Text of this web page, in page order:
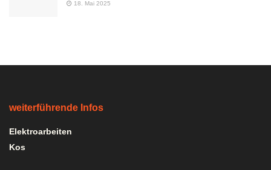
18. Mai 2025
weiterführende Infos
Elektroarbeiten
Kos